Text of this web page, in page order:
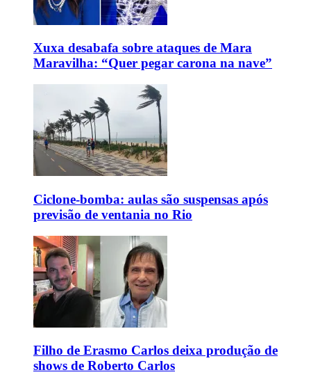
Xuxa desabafa sobre ataques de Mara
Maravilha: “Quer pegar carona na nave”
Ciclone-bomba: aulas são suspensas após
previsão de ventania no Rio
Filho de Erasmo Carlos deixa produção de
shows de Roberto Carlos